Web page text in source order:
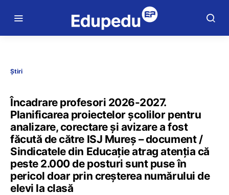
Știri
Încadrare profesori 2026-2027.
Planificarea proiectelor școlilor pentru
analizare, corectare și avizare a fost
făcută de către ISJ Mureș – document /
Sindicatele din Educație atrag atenția că
peste 2.000 de posturi sunt puse în
pericol doar prin creșterea numărului de
elevi la clasă